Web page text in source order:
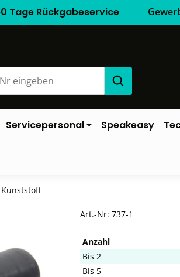
Tage Rückgabeservice
Servicepersonal Speakeasy
Art.-Nr: 737-1
Anzahl
Bis 2
Bis 5